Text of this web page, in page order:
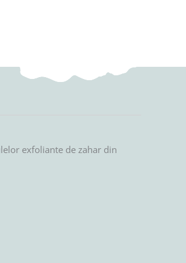
exfoliante de zahar din